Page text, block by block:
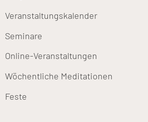
Veranstaltungskalender
Seminare
Online-Veranstaltungen
Wöchentliche Meditationen
Feste